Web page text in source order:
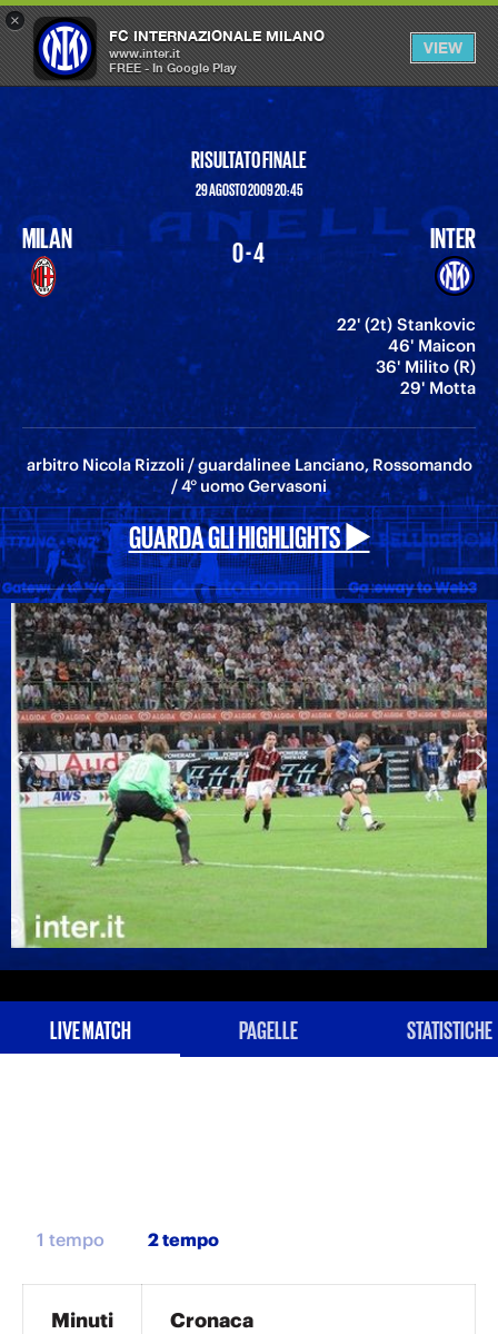
×
FC INTERNAZIONALE MILANO
www.inter.it
FREE - In Google Play
VIEW
OPEN
MENU
RISULTATO FINALE
29 AGOSTO 2009 20:45
MILAN 0 - 4 INTER
22' (2t) Stankovic
46' Maicon
36' Milito (R)
29' Motta
arbitro Nicola Rizzoli / guardalinee Lanciano, Rossomando
/ 4° uomo Gervasoni
GUARDA GLI HIGHLIGHTS ▶️
LIVE MATCH PAGELLE STATISTICHE
1 tempo
Minuti Cronaca